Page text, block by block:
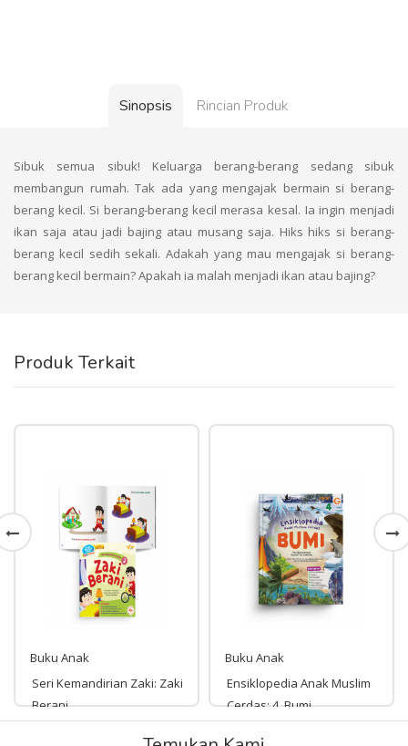
Sinopsis Rincian Produk
Sibuk semua sibuk! Keluarga berang-berang sedang sibuk
membangun rumah. Tak ada yang mengajak bermain si berang-
berang kecil. Si berang-berang kecil merasa kesal. Ia ingin menjadi
ikan saja atau jadi bajing atau musang saja. Hiks hiks si berang-
berang kecil sedih sekali. Adakah yang mau mengajak si berang-
berang kecil bermain? Apakah ia malah menjadi ikan atau bajing?
Produk Terkait
Buku Anak
Seri Kemandirian Zaki: Zaki
Berani
Buku Anak
Ensiklopedia Anak Muslim
Cerdas: 4. Bumi